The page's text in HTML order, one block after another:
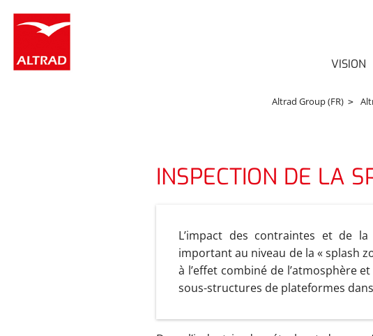
VISION
Altrad Group (FR)
INSPECTION DE LA
L’impact des contraintes et de
important au niveau de la « splash
à l’effet combiné de l’atmosphère
sous-structures de plateformes